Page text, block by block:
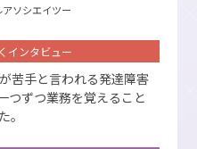
ソシエイツー
インタビュー
苦手と言われる発達障害
つずつ業務を覚えること
。